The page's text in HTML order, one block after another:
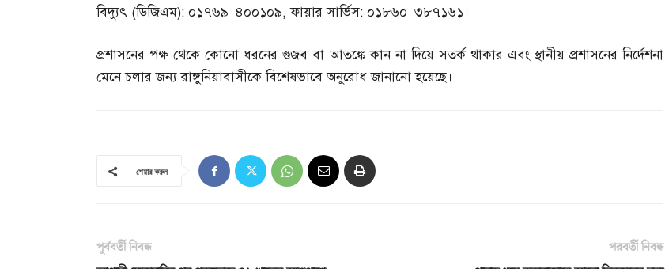
বিদ্যুৎ (ডিজিএম): ০১৭৬৯–৪০০১০৯,ফায়ার সার্ভিস: ০১৮৬০–৩৮৭১৬১।
প্রশাসনের পক্ষ থেকে কোনো ধরনের গুজব বা আতঙ্কে কান না দিয়ে সতর্ক থাকার এবং স্থানীয় প্রশাসনের নির্দেশনা
মেনে চলার জন্য রাঙ্গুনিয়াবাসীকে বিশেষভাবে অনুরোধ জানানো হয়েছে।
শেয়ার করুন
পূর্ববর্তী নিবন্ধ
পরবর্তী নিবন্ধ